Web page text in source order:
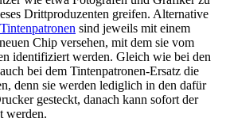
Drittproduzenten greifen. Alternative
sind jeweils mit einem
Chip versehen, mit dem sie vom
identifiziert werden. Gleich wie bei den
bei dem Tintenpatronen-Ersatz die
denn sie werden lediglich in den dafür
gesteckt, danach kann sofort der
werden.